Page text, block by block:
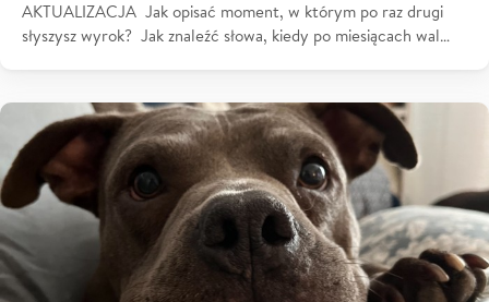
AKTUALIZACJA Jak opisać moment, w którym po raz drugi
słyszysz wyrok? Jak znaleźć słowa, kiedy po miesiącach wal…